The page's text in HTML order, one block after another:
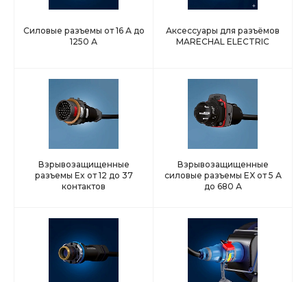
Силовые разъемы от 16 А до
1250 А
Аксессуары для разъёмов
MARECHAL ELECTRIC
Взрывозащищенные
разъемы Ex от 12 до 37
контактов
Взрывозащищенные
силовые разъемы EX от 5 А
до 680 А